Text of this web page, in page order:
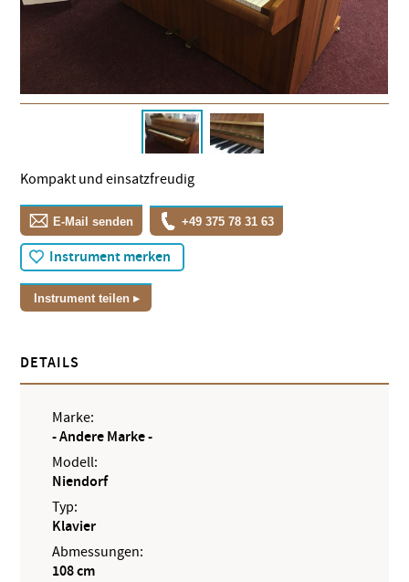
Kompakt und einsatzfreudig
E-Mail senden +49 375 78 31 63
Instrument merken
Instrument teilen
DETAILS
Marke:
- Andere Marke -
Modell:
Niendorf
Typ:
Klavier
Abmessungen:
108 cm